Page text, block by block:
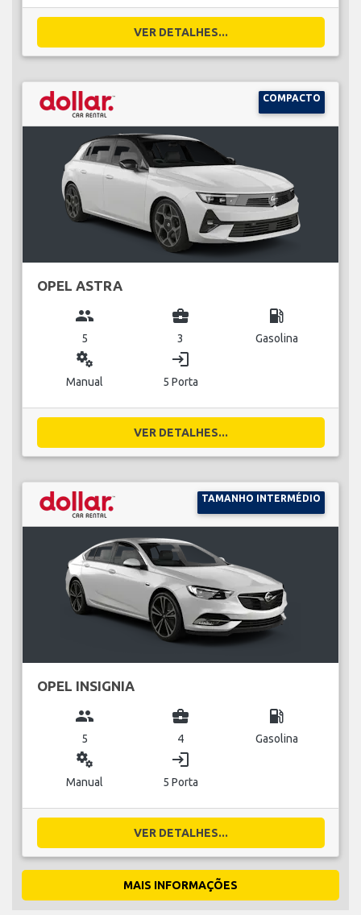
VER DETALHES...
COMPACTO
OPEL ASTRA
group
5
business_center
3
local_gas_station
Gasolina
miscellaneous_services
Manual
login
5 Porta
VER DETALHES...
TAMANHO INTERMÉDIO
OPEL INSIGNIA
group
5
business_center
4
local_gas_station
Gasolina
miscellaneous_services
Manual
login
5 Porta
VER DETALHES...
MAIS INFORMAÇÕES